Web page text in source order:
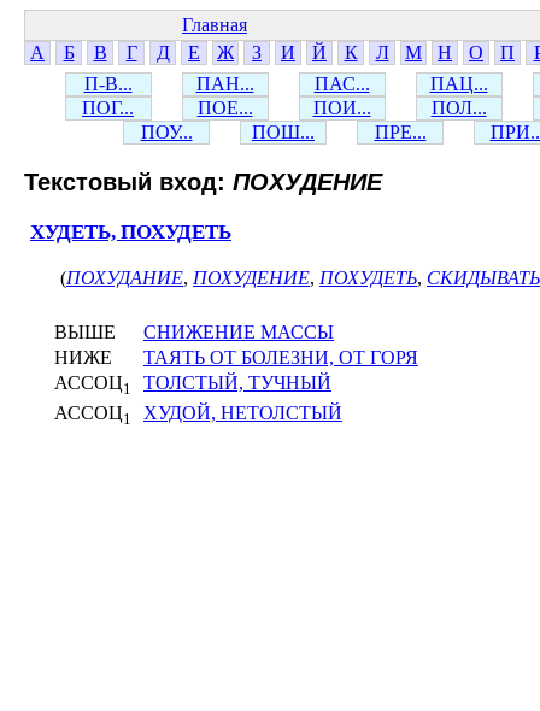
Главная
А
Б В Г Д Е Ж З И Й К Л М Н О П
П-В...
ПАН... ПАС...
ПАЦ...
ПОГ...
ПОЕ... ПОИ...
ПОЛ...
ПОУ...
ПОШ... ПРЕ...
Текстовый вход: ПОХУДЕНИЕ
ХУДЕТЬ, ПОХУДЕТЬ
(ПОХУДАНИЕ, ПОХУДЕНИЕ, ПОХУДЕТЬ,
ВЫШЕ
СНИЖЕНИЕ МАССЫ
НИЖЕ
ТАЯТЬ ОТ БОЛЕЗНИ, ОТ ГОРЯ
АССОЦ1
ТОЛСТЫЙ, ТУЧНЫЙ
АССОЦ1 ХУДОЙ, НЕТОЛСТЫЙ